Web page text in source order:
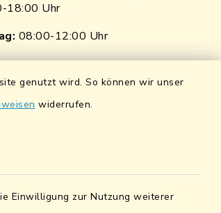
genutzt wird. So können wir unser
widerrufen.
Einwilligung zur Nutzung weiterer
18:00 Uhr
08:00-12:00 Uhr
der Naab
Bündnis für Familien